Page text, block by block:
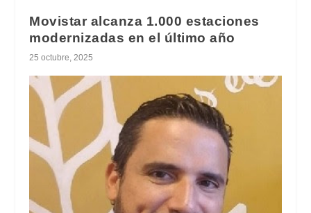
Movistar alcanza 1.000 estaciones
modernizadas en el último año
25 octubre, 2025